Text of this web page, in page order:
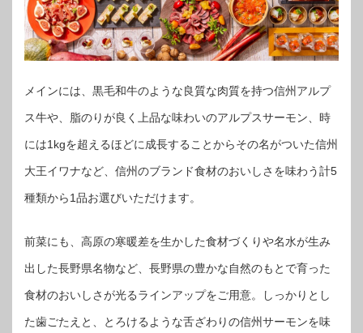
メインには、黒毛和牛のような良質な肉質を持つ信州アルプ
ス牛や、脂のりが良く上品な味わいのアルプスサーモン、時
には1kgを超えるほどに成長することからその名がついた信州
大王イワナなど、信州のブランド食材のおいしさを味わう計5
種類から1品お選びいただけます。
前菜にも、高原の寒暖差を生かした食材づくりや名水が生み
出した長野県名物など、長野県の豊かな自然のもとで育った
食材のおいしさが光るラインアップをご用意。しっかりとし
た歯ごたえと、とろけるような舌ざわりの信州サーモンを味